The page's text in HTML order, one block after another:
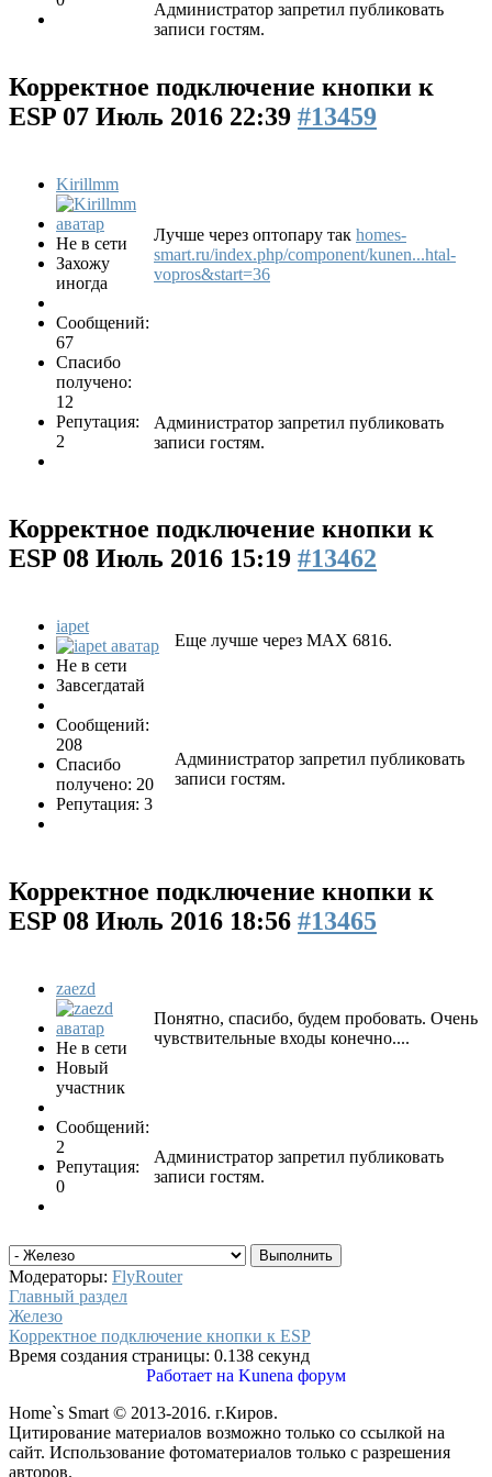
Администратор запретил публиковать
записи гостям.
Корректное подключение кнопки к
ESP 07 Июль 2016 22:39 #13459
Kirillmm
Не в сети
Захожу
иногда
Сообщений:
67
Спасибо
получено:
12
Репутация:
2
Лучше через оптопару так homes-
smart.ru/index.php/component/kunen...htal-
vopros&start=36
Администратор запретил публиковать
записи гостям.
Корректное подключение кнопки к
ESP 08 Июль 2016 15:19 #13462
iapet
Не в сети
Завсегдатай
Сообщений:
208
Спасибо
получено: 20
Репутация: 3
Еще лучше через MAX 6816.
Администратор запретил публиковать
записи гостям.
Корректное подключение кнопки к
ESP 08 Июль 2016 18:56 #13465
zaezd
Не в сети
Новый
участник
Сообщений:
2
Репутация:
0
Понятно, спасибо, будем пробовать. Очень
чувствительные входы конечно....
Администратор запретил публиковать
записи гостям.
Модераторы: FlyRouter
Главный раздел
Железо
Корректное подключение кнопки к ESP
Время создания страницы: 0.138 секунд
Работает на Kunena форум
Home`s Smart © 2013-2016. г.Киров.
Цитирование материалов возможно только со ссылкой на
сайт. Использование фотоматериалов только с разрешения
авторов.